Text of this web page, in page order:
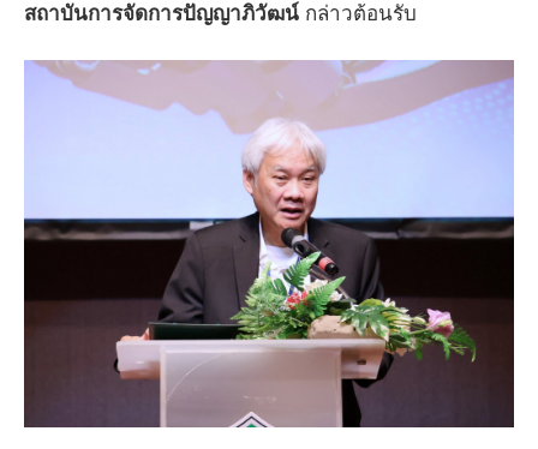
สถาบันการจัดการปัญญาภิวัฒน์ กล่าวต้อนรับ